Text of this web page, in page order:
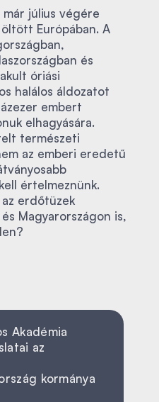
július végére
Európában. A
és
óriási
halálos áldozatot
embert
elhagyására.
természeti
az emberi eredetű
értelmeznünk.
erdőtüzek
Magyarországon is,
Akadémia
az
kormánya